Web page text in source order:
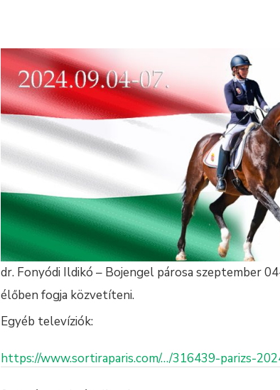
dr. Fonyódi Ildikó – Bojengel párosa szeptember
élőben fogja közvetíteni.
Egyéb televíziók:
https://www.sortiraparis.com/…/316439-parizs-